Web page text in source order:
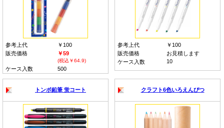
参考上代
￥100
販売価格
￥59
(税込￥64.9)
ケース入数 500
参考上代
￥100
販売価格
お見積します
ケース入数
10
トンボ鉛筆 蛍コート クラフト6色いろえんぴつ